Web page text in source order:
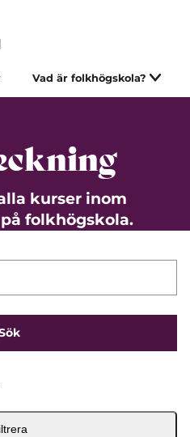
Vad är folkhögskola?
kurser inom
folkhögskola.